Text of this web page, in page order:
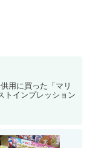
用に買った「マリ
トインプレッション